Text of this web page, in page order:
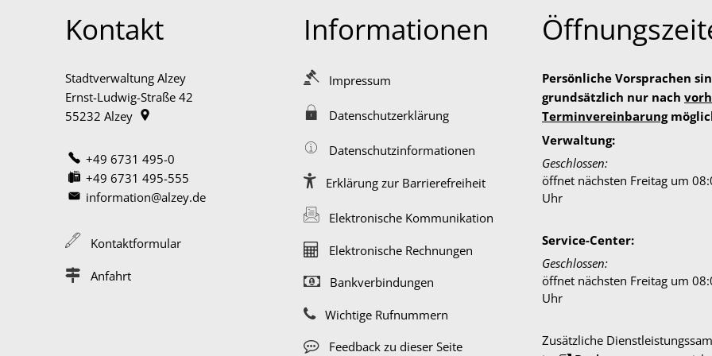
Kontakt
Stadtverwaltung Alzey
Ernst-Ludwig-Straße 42
55232 Alzey
+49 6731 495-0
+49 6731 495-555
information@alzey.de
Kontaktformular
Anfahrt
Informationen
Impressum
Datenschutzerklärung
Datenschutzinformationen
Erklärung zur Barrierefreiheit
Elektronische Kommunikation
Elektronische Rechnungen
Bankverbindungen
Wichtige Rufnummern
Feedback zu dieser Seite
Persönliche Vorsprachen
grundsätzlich nur nach
Terminvereinbarung
Verwaltung:
Klicken, um weitere Öffnungs-
Geschlossen:
öffnet nächsten Freitag um
Uhr
Service-Center:
Klicken, um weitere Öffnungs-
Geschlossen:
öffnet nächsten Freitag um
Uhr
Zusätzliche